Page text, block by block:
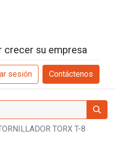
crecer su empresa
sesión Contáctenos
TORX T-8